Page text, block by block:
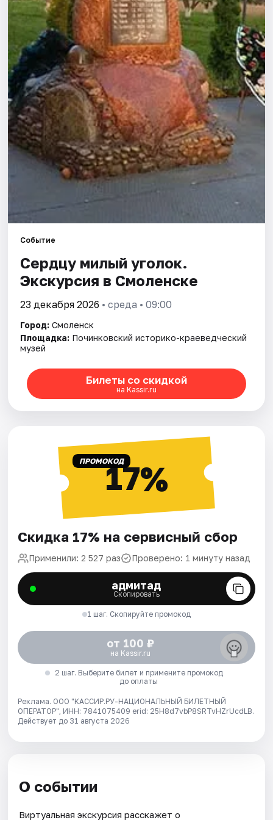
Города
Площадки
Артисты
Рейтинги
Событие
Сердцу милый уголок.
Экскурсия в Смоленске
23 декабря 2026 • среда • 09:00
Город: Смоленск
Площадка: Починковский историко-краеведческий
музей
Билеты со скидкой
на Kassir.ru
ПРОМОКОД17%
Скидка 17% на сервисный сбор
Применили: 2 527 раз Проверено: 1 минуту назад
адмитад
Скопировать
1 шаг. Скопируйте промокод
от 100 ₽
на Kassir.ru
2 шаг. Выберите билет и примените промокод
до оплаты
Реклама. ООО "КАССИР.РУ-НАЦИОНАЛЬНЫЙ БИЛЕТНЫЙ
ОПЕРАТОР", ИНН: 7841075409 erid: 25H8d7vbP8SRTvHZrUcdLB.
Действует до 31 августа 2026
О событии
Виртуальная экскурсия расскажет о